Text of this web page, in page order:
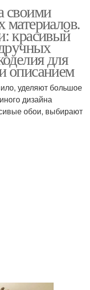
своими
красивый
для
описанием
уделяют большое
дизайна
обои, выбирают